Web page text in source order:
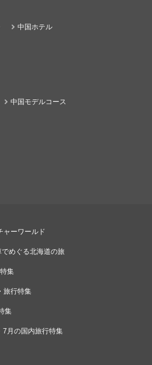
中国ホテル
中国モデルコース
ャーワールド
めぐる北海道の旅
集
旅行特集
集
7月の国内旅行特集